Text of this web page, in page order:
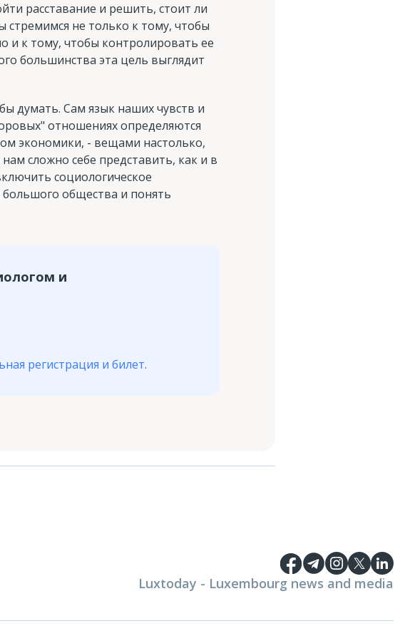
расставание и решить, стоит ли
стремимся не только к тому, чтобы
и к тому, чтобы контролировать ее
большинства эта цель выглядит
думать. Сам язык наших чувств и
отношениях определяются
экономики, - вещами настолько,
сложно себе представить, как и в
социологическое
общества и понять
и
регистрация и билет.
Luxtoday - Luxembourg news and media